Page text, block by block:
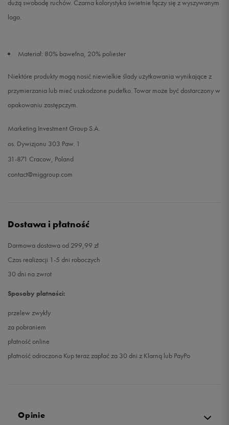
dużą swobodę ruchów. Czarna kolorystyka świetnie łączy się z wyszywanym
logo.
Materiał: 80% bawełna, 20% poliester
Niektóre produkty mogą nosić niewielkie ślady użytkowania wynikające z
przymierzania lub mieć uszkodzone pudełko. Towar może być dostarczony w
opakowaniu zastępczym.
Marketing Investment Group S.A.
os. Dywizjonu 303 Paw. 1
31-871 Cracow, Poland
contact@miggroup.com
Dostawa i płatność
Darmowa dostawa od 299,99 zł
Czas realizacji 1-5 dni roboczych
30 dni na zwrot
Sposoby płatności:
przelew zwykły
za pobraniem
płatność online
płatność odroczona Kup teraz zapłać za 30 dni z Klarną lub PayPo
Opinie